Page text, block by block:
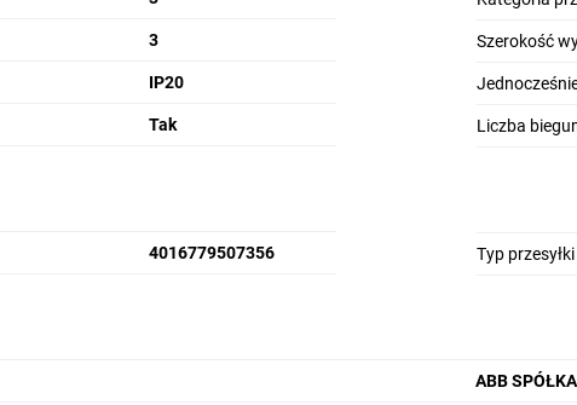
3
IP20
Tak
Szerokość
Liczba
4016779507356 Typ
ABB